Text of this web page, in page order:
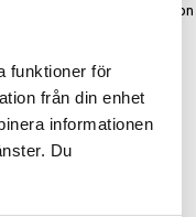
funktioner för
från din enhet
informationen
Du
Green Tea - Body Lotion
239 kr